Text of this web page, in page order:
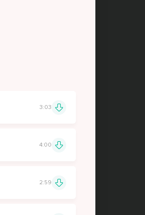
3:03
4:00
2:59